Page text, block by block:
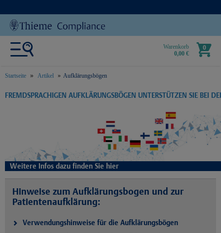
Warenkorb
0,00 €
0
Startseite Artikel Aufklärungsbögen
text.skipToContent
text.skipToNavigation
FREMDSPRACHIGEN AUFKLÄRUNGSBÖGEN UNTERSTÜTZEN SIE BEI
Weitere Infos dazu finden Sie hier
Hinweise zum Aufklärungsbogen und zur
Patientenaufklärung:
Verwendungshinweise für die Aufklärungsbögen